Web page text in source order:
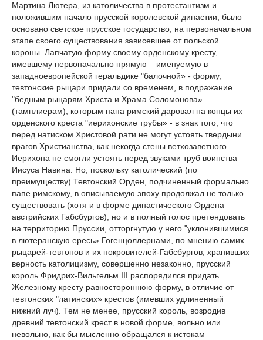
Мартина Лютера, из католичества в протестантизм и
положившим начало прусской королевской династии, было
основано светское прусское государство, на первоначальном
этапе своего существования зависевшее от польской
короны. Лапчатую форму своему орденскому кресту,
имевшему первоначально прямую – именуемую в
западноевропейской геральдике "балочной» - форму,
тевтонские рыцари придали со временем, в подражание
"бедным рыцарям Христа и Храма Соломонова»
(тамплиерам), которым папа римский даровал на концы их
орденского креста "иерихонские трубы» - в знак того, что
перед натиском Христовой рати не могут устоять твердыни
врагов Христианства, как некогда стены ветхозаветного
Иерихона не смогли устоять перед звуками труб воинства
Иисуса Навина. Но, поскольку католический (по
преимуществу) Тевтонский Орден, подчиненный формально
папе римскому, в описываемую эпоху продолжал не только
существовать (хотя и в форме династического Ордена
австрийских Габсбургов), но и в полный голос претендовать
на территорию Пруссии, отторгнутую у него "уклонившимися
в лютеранскую ересь» Гогенцоллернами, по мнению самих
рыцарей-тевтонов и их покровителей-Габсбургов, хранивших
верность католицизму, совершенно незаконно, прусский
король Фридрих-Вильгельм III распорядился придать
Железному кресту равностороннюю форму, в отличие от
тевтонских "латинских» крестов (имевших удлиненный
нижний луч). Тем не менее, прусский король, возродив
древний тевтонский крест в новой форме, вольно или
невольно, как бы мысленно обращался к истокам